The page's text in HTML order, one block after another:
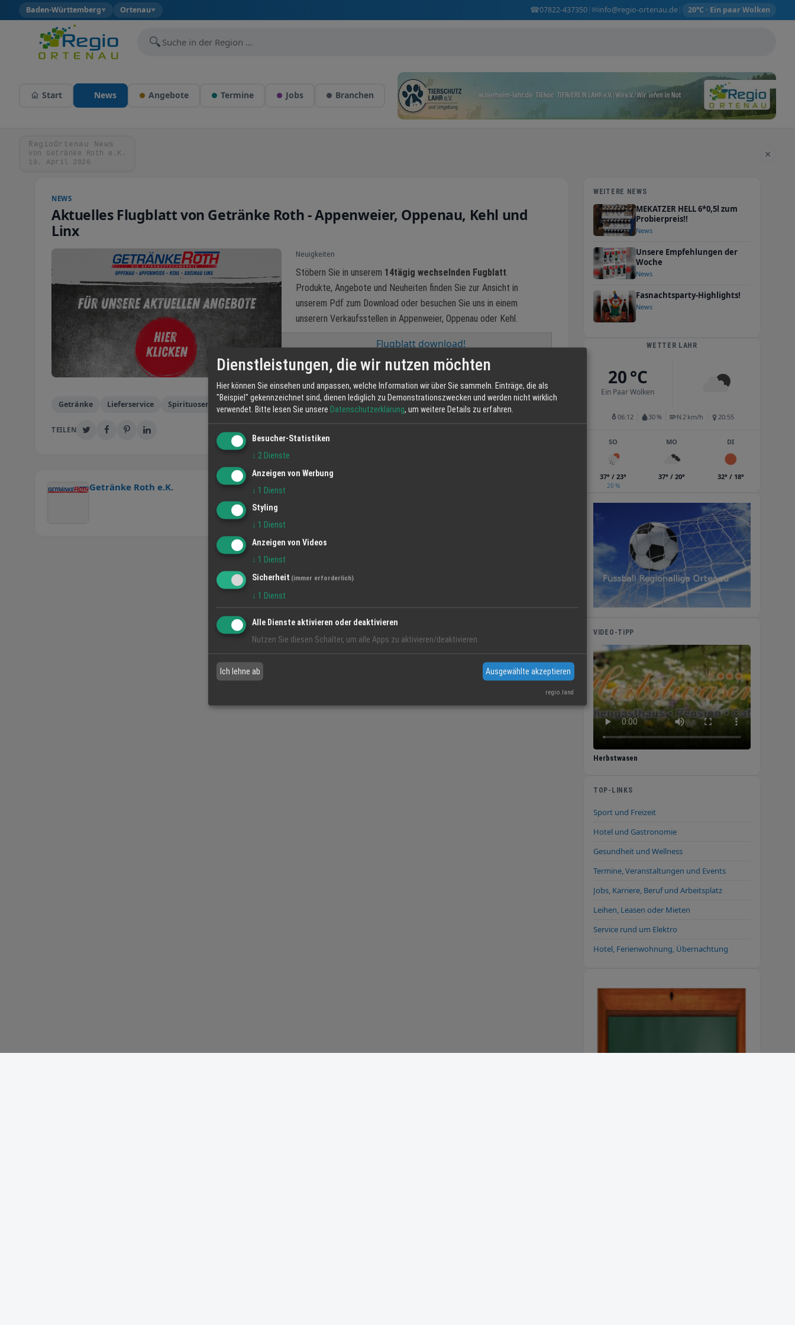
Baden-Württemberg▼ Ortenau▼ ☎07822-437350| ✉info@regio-ortenau.de| 20°C · Ein paar Wolken
🔍
Start News Angebote Termine Jobs Branchen
RegioOrtenau News
von Getränke Roth e.K.
19. April 2026
×
NEWS
Aktuelles Flugblatt von Getränke Roth - Appenweier, Oppenau, Kehl und
Linx
Neuigkeiten
Stöbern Sie in unserem 14tägig wechselnden Fugblatt.
Produkte, Angebote und Neuheiten finden Sie zur Ansicht in
unserem Pdf zum Download oder besuchen Sie uns in einem
unserern Verkaufsstellen in Appenweier, Oppenau oder Kehl.
Flugblatt download!
Getränke Lieferservice Spirituosen
TEILEN
Getränke Roth e.K.
WEITERE NEWS
MEKATZER HELL 6*0,5l zum
Probierpreis!!
News
Unsere Empfehlungen der
Woche
News
Fasnachtsparty-Highlights!
News
WETTER LAHR
20 °C
Ein Paar Wolken
06:12 30 % N 2 km/h 20:55
SO
37° / 23°
20 %
MO
37° / 20°
DI
32° / 18°
VIDEO-TIPP
Herbstwasen
TOP-LINKS
Sport und Freizeit
Hotel und Gastronomie
Gesundheit und Wellness
Termine, Veranstaltungen und Events
Jobs, Karriere, Beruf und Arbeitsplatz
Leihen, Leasen oder Mieten
Service rund um Elektro
Hotel, Ferienwohnung, Übernachtung
Dienstleistungen, die wir nutzen möchten
Hier können Sie einsehen und anpassen, welche Information wir über Sie sammeln. Einträge, die als
"Beispiel" gekennzeichnet sind, dienen lediglich zu Demonstrationszwecken und werden nicht wirklich
verwendet. Bitte lesen Sie unsere Datenschutzerklärung, um weitere Details zu erfahren.
Besucher-Statistiken
↓ 2 Dienste
Anzeigen von Werbung
↓ 1 Dienst
Styling
↓ 1 Dienst
Anzeigen von Videos
↓ 1 Dienst
Sicherheit (immer erforderlich)
↓ 1 Dienst
Alle Dienste aktivieren oder deaktivieren
Nutzen Sie diesen Schalter, um alle Apps zu aktivieren/deaktivieren.
Ich lehne ab Ausgewählte akzeptieren
regio.land